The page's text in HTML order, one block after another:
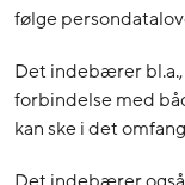
følge
Det indebærer
forbindelse med
kan ske i det